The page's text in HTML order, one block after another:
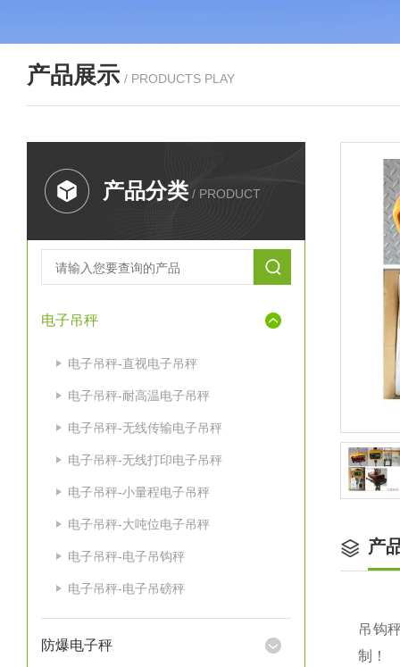
产品展示 / PRODUCTS PLAY
产品分类 / PRODUCT
电子吊秤
电子吊秤-直视电子吊秤
电子吊秤-耐高温电子吊秤
电子吊秤-无线传输电子吊秤
电子吊秤-无线打印电子吊秤
电子吊秤-小量程电子吊秤
电子吊秤-大吨位电子吊秤
电子吊秤-电子吊钩秤
电子吊秤-电子吊磅秤
防爆电子秤
产
吊钩
制！